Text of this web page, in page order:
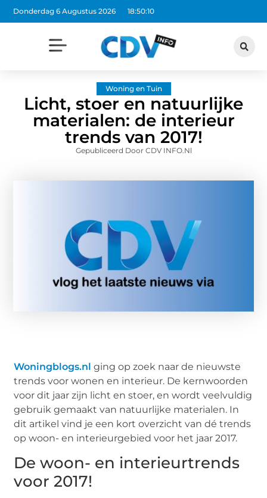
Donderdag 6 Augustus 2026 18:50:11
Woning en Tuin
Licht, stoer en natuurlijke
materialen: de interieur
trends van 2017!
Gepubliceerd Door CDV INFO.nl
Woningblogs.nl ging op zoek naar de nieuwste
trends voor wonen en interieur. De kernwoorden
voor dit jaar zijn licht en stoer, en wordt veelvuldig
gebruik gemaakt van natuurlijke materialen. In
dit artikel vind je een kort overzicht van dé trends
op woon- en interieurgebied voor het jaar 2017.
De woon- en interieurtrends
voor 2017!